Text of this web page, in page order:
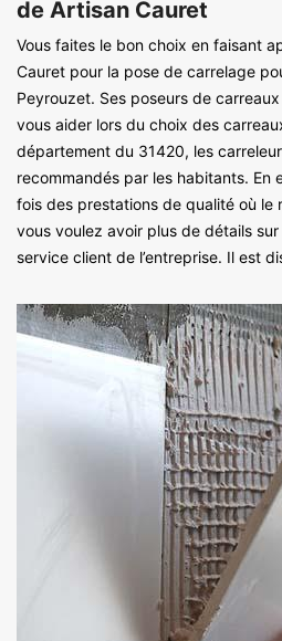
de Artisan Cauret
Vous faites le bon choix en faisant
Cauret pour la pose de carrelage
Peyrouzet. Ses poseurs de
vous aider lors du choix des
département du 31420, les
recommandés par les habitants. En
fois des prestations de qualité où le
vous voulez avoir plus de détails
service client de l’entreprise. Il est